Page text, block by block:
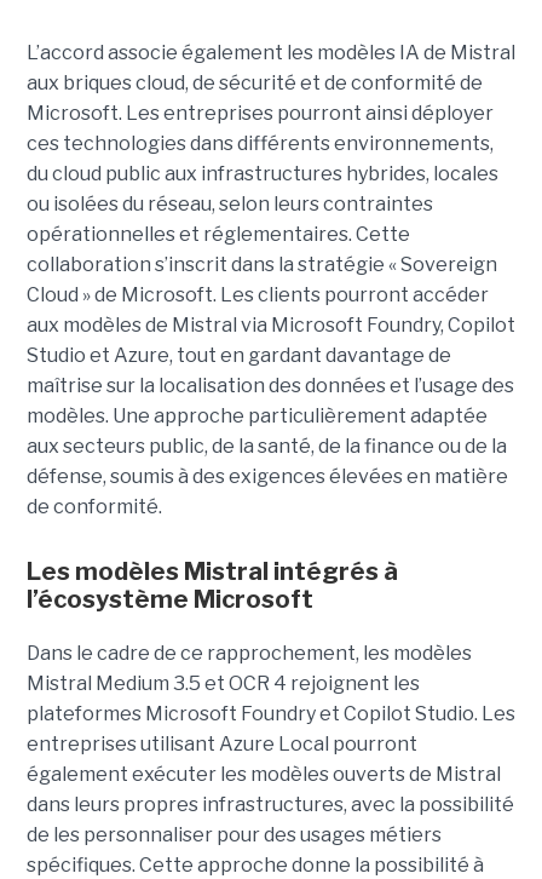
L’accord associe également les modèles IA de Mistral
aux briques cloud, de sécurité et de conformité de
Microsoft. Les entreprises pourront ainsi déployer
ces technologies dans différents environnements,
du cloud public aux infrastructures hybrides, locales
ou isolées du réseau, selon leurs contraintes
opérationnelles et réglementaires. Cette
collaboration s’inscrit dans la stratégie « Sovereign
Cloud » de Microsoft. Les clients pourront accéder
aux modèles de Mistral via Microsoft Foundry, Copilot
Studio et Azure, tout en gardant davantage de
maîtrise sur la localisation des données et l’usage des
modèles. Une approche particulièrement adaptée
aux secteurs public, de la santé, de la finance ou de la
défense, soumis à des exigences élevées en matière
de conformité.
Les modèles Mistral intégrés à
l’écosystème Microsoft
Dans le cadre de ce rapprochement, les modèles
Mistral Medium 3.5 et OCR 4 rejoignent les
plateformes Microsoft Foundry et Copilot Studio. Les
entreprises utilisant Azure Local pourront
également exécuter les modèles ouverts de Mistral
dans leurs propres infrastructures, avec la possibilité
de les personnaliser pour des usages métiers
spécifiques. Cette approche donne la possibilité à